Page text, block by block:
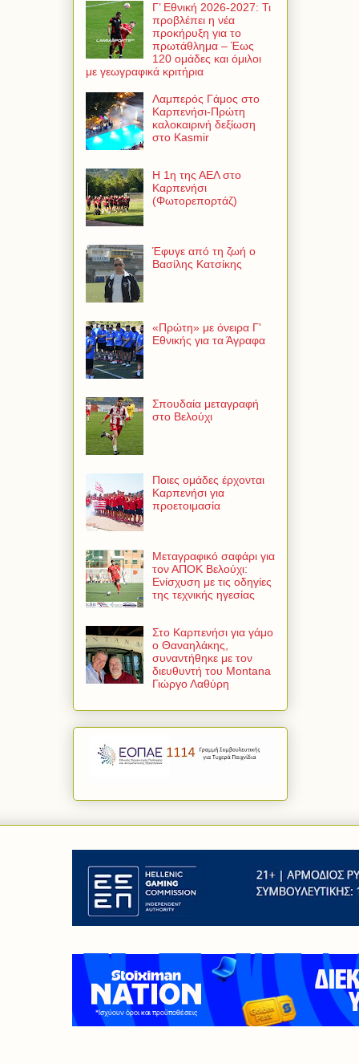
Γ’ Εθνική 2026-2027: Τι
προβλέπει η νέα
προκήρυξη για το
πρωτάθλημα – Έως
120 ομάδες και όμιλοι
με γεωγραφικά κριτήρια
Λαμπερός Γάμος στο
Καρπενήσι-Πρώτη
καλοκαιρινή δεξίωση
στο Kasmir
Η 1η της ΑΕΛ στο
Καρπενήσι
(Φωτορεπορτάζ)
Έφυγε από τη ζωή ο
Βασίλης Κατσίκης
«Πρώτη» με όνειρα Γ'
Εθνικής για τα Άγραφα
Σπουδαία μεταγραφή
στο Βελούχι
Ποιες ομάδες έρχονται
Καρπενήσι για
προετοιμασία
Μεταγραφικό σαφάρι για
τον ΑΠΟΚ Βελούχι:
Ενίσχυση με τις οδηγίες
της τεχνικής ηγεσίας
Στο Καρπενήσι για γάμο
ο Θαναηλάκης,
συναντήθηκε με τον
διευθυντή του Montana
Γιώργο Λαθύρη